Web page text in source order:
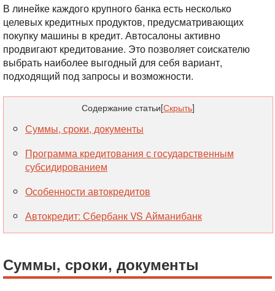
В линейке каждого крупного банка есть несколько
целевых кредитных продуктов, предусматривающих
покупку машины в кредит. Автосалоны активно
продвигают кредитование. Это позволяет соискателю
выбрать наиболее выгодный для себя вариант,
подходящий под запросы и возможности.
Содержание статьи[Скрыть]
Суммы, сроки, документы
Программа кредитования с государственным
субсидированием
Особенности автокредитов
Автокредит: Сбербанк VS Айманибанк
Суммы, сроки, документы